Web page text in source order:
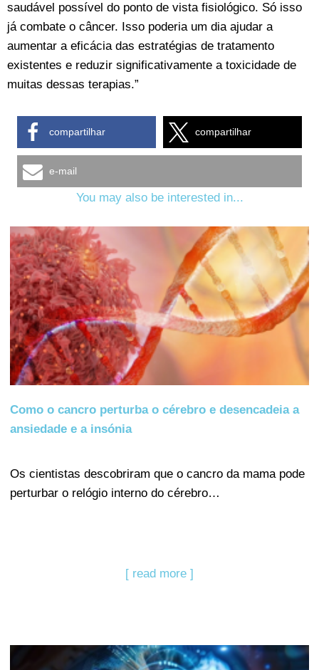
saudável possível do ponto de vista fisiológico. Só isso
já combate o câncer. Isso poderia um dia ajudar a
aumentar a eficácia das estratégias de tratamento
existentes e reduzir significativamente a toxicidade de
muitas dessas terapias.”
compartilhar compartilhar
e-mail
You may also be interested in...
Como o cancro perturba o cérebro e desencadeia a
ansiedade e a insónia
Os cientistas descobriram que o cancro da mama pode
perturbar o relógio interno do cérebro…
[ read more ]